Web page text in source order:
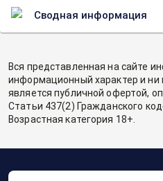
Сводная информация
Вся представленная на сайте
информационный характер и ни
является публичной офертой,
Статьи 437(2) Гражданского
Возрастная категория 18+.